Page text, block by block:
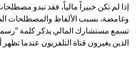
إذا لم تكن خبيراً مالياً، فقد تبدو
وغامضة، بسبب الألفاظ والمصطلحات
تسمع مستشارك المالي يذكر كلمة
الذين يغيرون قناة التلفزيون عندما تظهر